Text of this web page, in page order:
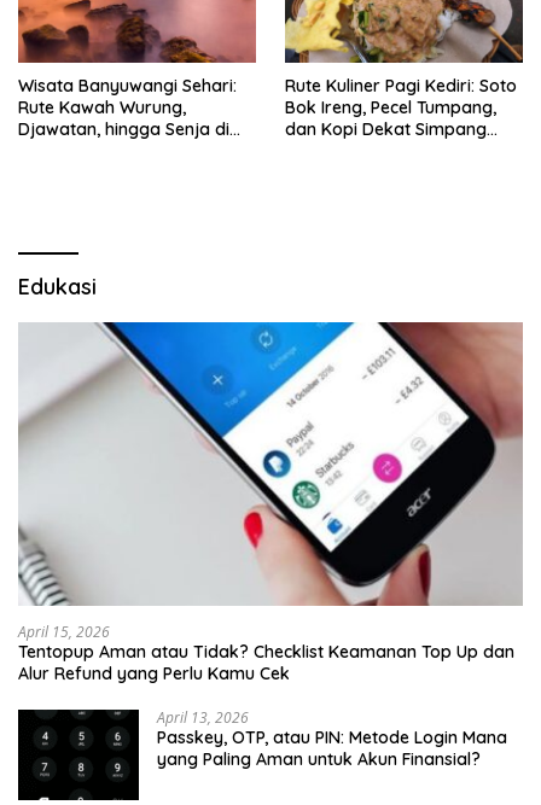
Wisata Banyuwangi Sehari:
Rute Kawah Wurung,
Djawatan, hingga Senja di
Rute Kuliner Pagi Kediri: Soto
Bok Ireng, Pecel Tumpang,
dan Kopi Dekat Simpang
Edukasi
April 15, 2026
Tentopup Aman atau Tidak? Checklist Keamanan Top Up dan
Alur Refund yang Perlu Kamu Cek
April 13, 2026
Passkey, OTP, atau PIN: Metode Login Mana
yang Paling Aman untuk Akun Finansial?